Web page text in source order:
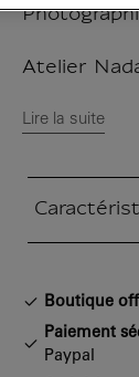
Atelier
Lire la suite
Boutique
Paiement
Paypal